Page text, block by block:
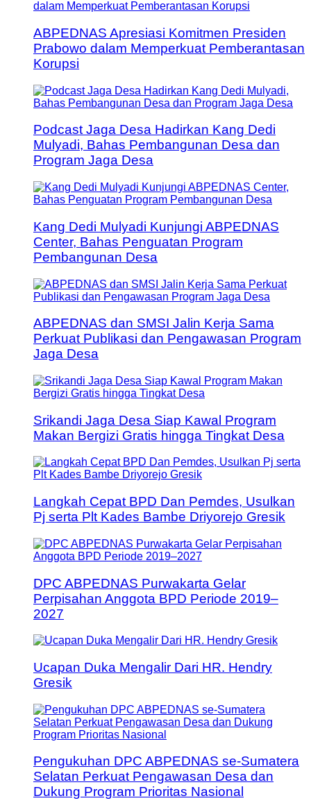
ABPEDNAS Apresiasi Komitmen Presiden
Prabowo dalam Memperkuat Pemberantasan
Korupsi
Podcast Jaga Desa Hadirkan Kang Dedi
Mulyadi, Bahas Pembangunan Desa dan
Program Jaga Desa
Kang Dedi Mulyadi Kunjungi ABPEDNAS
Center, Bahas Penguatan Program
Pembangunan Desa
ABPEDNAS dan SMSI Jalin Kerja Sama
Perkuat Publikasi dan Pengawasan Program
Jaga Desa
Srikandi Jaga Desa Siap Kawal Program
Makan Bergizi Gratis hingga Tingkat Desa
Langkah Cepat BPD Dan Pemdes, Usulkan
Pj serta Plt Kades Bambe Driyorejo Gresik
DPC ABPEDNAS Purwakarta Gelar
Perpisahan Anggota BPD Periode 2019–
2027
Ucapan Duka Mengalir Dari HR. Hendry
Gresik
Pengukuhan DPC ABPEDNAS se-Sumatera
Selatan Perkuat Pengawasan Desa dan
Dukung Program Prioritas Nasional